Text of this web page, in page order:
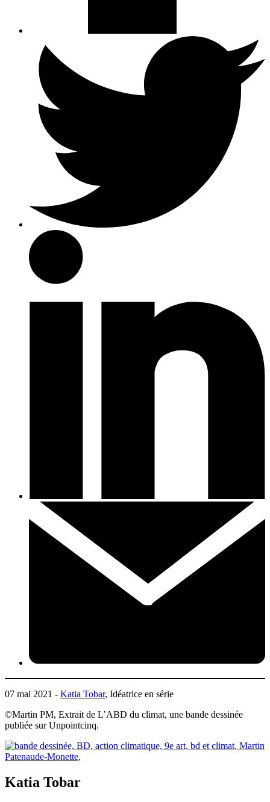
07 mai 2021 - Katia Tobar, Idéatrice en série
©Martin PM, Extrait de L’ABD du climat, une bande dessinée
publiée sur Unpointcinq.
Katia Tobar